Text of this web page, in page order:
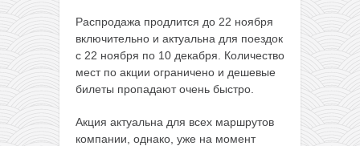
Распродажа продлится до 22 ноября
включительно и актуальна для поездок
с 22 ноября по 10 декабря. Количество
мест по акции ограничено и дешевые
билеты пропадают очень быстро.
Акция актуальна для всех маршрутов
компании, однако, уже на момент